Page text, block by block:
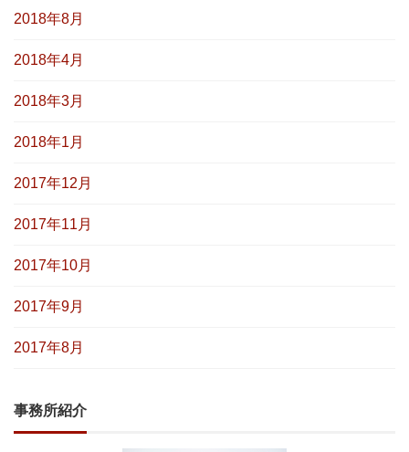
2018年8月
2018年4月
2018年3月
2018年1月
2017年12月
2017年11月
2017年10月
2017年9月
2017年8月
事務所紹介